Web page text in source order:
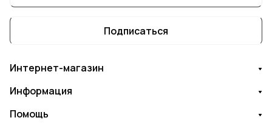
Подписаться
Интернет-магазин
Информация
Помощь